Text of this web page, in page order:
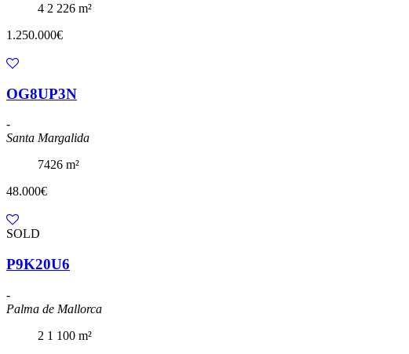
4 2 226 m²
1.250.000€
OG8UP3N
-
Santa Margalida
7426 m²
48.000€
SOLD
P9K20U6
-
Palma de Mallorca
2 1 100 m²